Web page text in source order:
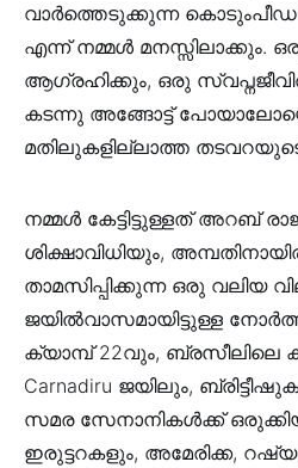
വാര്‍ത്തെടുക്കുന്ന
എന്ന് നമ്മള്‍ മനസ്സിലാക്കും.
ആഗ്രഹിക്കും, ഒരു
കടന്നു അങ്ങോട്ട്‌
മതിലുകളില്ലാത്ത
നമ്മള്‍ കേട്ടിട്ടുള്ളത് അറബ്
ശിക്ഷാവിധിയും,
താമസിപ്പിക്കുന്ന ഒരു വലിയ
ജയില്‍വാസമായിട്ടുള്ള
ക്യാമ്പ്‌ 22വും, ബ്രസീലിലെ
Carnadiru ജയിലും,
സമര സേനാനികള്‍ക്ക്
ഇരുട്ടറകളും, അമേരിക്ക,